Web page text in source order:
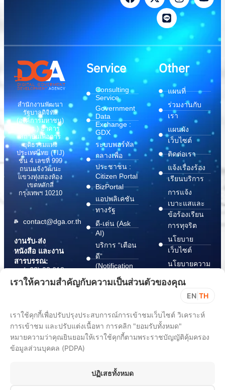
สำนักงานพัฒนา
รัฐบาลดิจิทัล
(องค์การมหาชน)
(สพร.) อาคาร
สถาบันเพื่อการ
ยุติธรรมแห่ง
ประเทศไทย (TIJ)
ชั้น 4 เลขที่ 999
ถนนแจ้งวัฒนะ
แขวงทุ่งสองห้อง
เขตหลักสี่
กรุงเทพฯ 10210
contact@dga.or.th
งานรับ-ส่ง
หนังสือ และงาน
สารบรรณ:
(+66) 02 612
6000
saraban@dga.or.th
Center:
(+66) 02 612
Service
Consulting
Service
Government
Data
Exchange :
GDX
ระบบพอร์ทัล
กลางเพื่อ
ประชาชน :
Citizen Portal
BizPortal
แอปพลิเคชัน
ทางรัฐ
ดี-เด่น (Ask
AI)
บริการ “เตือน
ดี”
(Notification
บริการ
(Document
Wallet)
Other
แผนที่
ร่วมงานกับ
เรา
แผนผัง
เว็บไซต์
ติดต่อเรา
แจ้งเรื่องร้อง
เรียนบริการ
การแจ้ง
เบาะแสและ
ข้อร้องเรียน
การทุจริต
นโยบาย
เว็บไซต์
นโยบายความ
ปลอดภัย
สารสนเทศ
ChangeLog
เราให้ความสำคัญกับความเป็นส่วนตัวของคุณ
EN TH
เราใช้คุกกี้เพื่อปรับปรุงประสบการณ์การเข้าชมเว็บไซต์ วิเคราะห์
การเข้าชม และปรับแต่งเนื้อหา การคลิก "ยอมรับทั้งหมด"
หมายความว่าคุณยินยอมให้เราใช้คุกกี้ตามพระราชบัญญัติคุ้มครอง
ข้อมูลส่วนบุคคล (PDPA)
ปฏิเสธทั้งหมด